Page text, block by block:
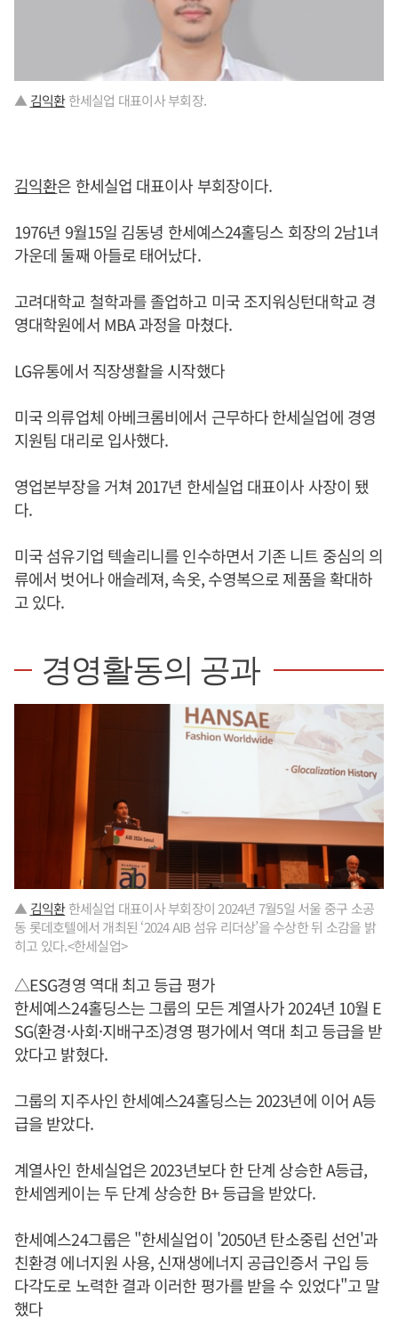
▲ 김익환한세실업 대표이사 부회장.
김익환은 한세실업 대표이사 부회장이다.
1976년 9월15일 김동녕 한세예스24홀딩스 회장의 2남1녀
가운데 둘째 아들로 태어났다.
고려대학교 철학과를 졸업하고 미국 조지워싱턴대학교 경
영대학원에서 MBA 과정을 마쳤다.
LG유통에서 직장생활을 시작했다
미국 의류업체 아베크롬비에서 근무하다 한세실업에 경영
지원팀 대리로 입사했다.
영업본부장을 거쳐 2017년 한세실업 대표이사 사장이 됐
다.
미국 섬유기업 텍솔리니를 인수하면서 기존 니트 중심의 의
류에서 벗어나 애슬레져, 속옷, 수영복으로 제품을 확대하
고 있다.
경영활동의 공과
▲ 김익환한세실업 대표이사 부회장이 2024년 7월5일 서울 중구 소공
동 롯데호텔에서 개최된 ‘2024 AIB 섬유 리더상’을 수상한 뒤 소감을 밝
히고 있다.<한세실업>
△ESG경영 역대 최고 등급 평가
한세예스24홀딩스는 그룹의 모든 계열사가 2024년 10월 E
SG(환경·사회·지배구조)경영 평가에서 역대 최고 등급을 받
았다고 밝혔다.
그룹의 지주사인 한세예스24홀딩스는 2023년에 이어 A등
급을 받았다.
계열사인 한세실업은 2023년보다 한 단계 상승한 A등급,
한세엠케이는 두 단계 상승한 B+ 등급을 받았다.
한세예스24그룹은 "한세실업이 '2050년 탄소중립 선언'과
친환경 에너지원 사용, 신재생에너지 공급인증서 구입 등
다각도로 노력한 결과 이러한 평가를 받을 수 있었다"고 말
했다